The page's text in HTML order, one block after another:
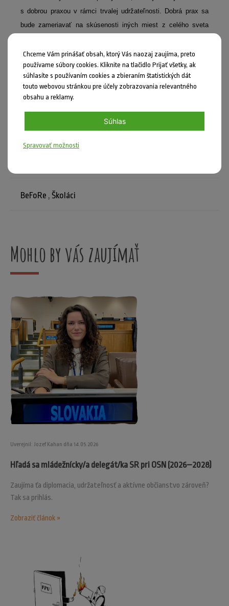
s dobrou praxou v rámci trvalej udržateľnosti. Dobrá prax sa
bude zameriavať na skúsenosti iných miest z celého sveta
V rámci výberu príkladov dobrej praxe sa budeme zameriavať
na také skúseností obcí, ktoré je možné realizovať aj na
Slovensku.
BeFoRe , Školáci
Mohlo by vás zaujímať
Uverejnil: Jozef Kahan dňa 14.05.2026
Hľadá sa mládežnícky/a delegát/ka SR pri OSN (2026–2028)
Zaujíma ťa diplomacia, udržateľnosť a aktívne občianstvo zároveň?
Tak sa prihlás.
Zobraziť článok »
Chceme Vám prinášať obsah, ktorý Vás naozaj zaujíma, preto
používame súbory cookies. Kliknite na tlačidlo Prijať všetky, ak
súhlasíte s používaním cookies a zbieraním štatistických dát
touto webovou stránkou pre účely zobrazovania relevantného
obsahu a reklamy.
Súhlas
Spravovať možnosti